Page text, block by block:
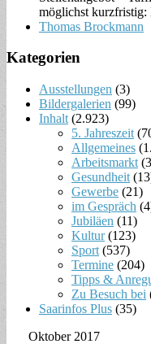
möglichst kurzfristig:
Thomas Brockmann
Kategorien
Ausstellungen (3)
Bildergalerien (99)
Inhalt (2.923)
5. Jahreszeit
Allgemeines
Arbeitsmarkt
Gesundheit
Gewerbe (21)
im Gespräch
Jubiläen (11)
Kultur(123)
Sport (537)
Termine (204)
Tipps &
Zu Besuch bei
Saarinfos Plus (35)
Oktober 2017